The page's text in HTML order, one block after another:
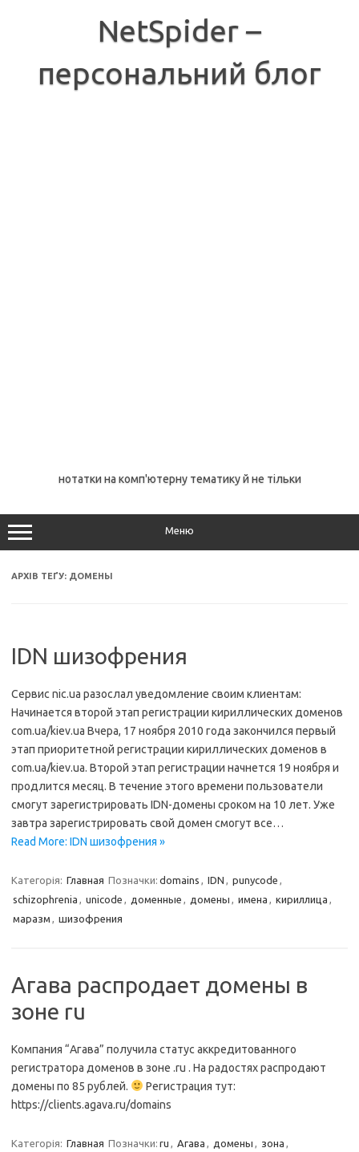
NetSpider –
персональний блог
нотатки на комп'ютерну тематику й не тільки
Меню
АРХІВ ТЕҐУ: ДОМЕНЫ
IDN шизофрения
Сервис nic.ua разослал уведомление своим клиентам:
Начинается второй этап регистрации кириллических доменов
com.ua/kiev.ua Вчера, 17 ноября 2010 года закончился первый
этап приоритетной регистрации кириллических доменов в
com.ua/kiev.ua. Второй этап регистрации начнется 19 ноября и
продлится месяц. В течение этого времени пользователи
смогут зарегистрировать IDN-домены сроком на 10 лет. Уже
завтра зарегистрировать свой домен смогут все…
Read More: IDN шизофрения »
Категорія: Главная Позначки: domains , IDN , punycode ,
schizophrenia , unicode , доменные , домены , имена , кириллица ,
маразм , шизофрения
Агава распродает домены в
зоне ru
Компания “Агава” получила статус аккредитованного
регистратора доменов в зоне .ru . На радостях распродают
домены по 85 рублей.
Регистрация тут:
https://clients.agava.ru/domains
Категорія: Главная Позначки: ru , Агава , домены , зона ,